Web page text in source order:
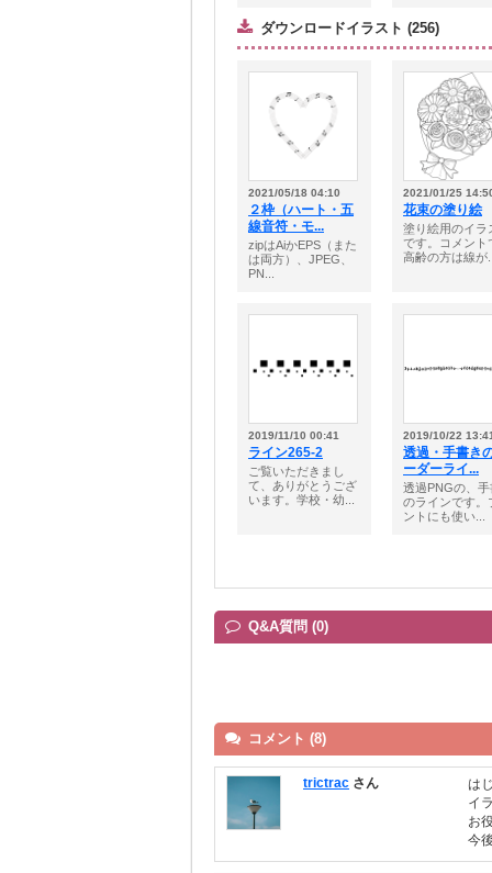
ダウンロードイラスト (256)
2021/05/18 04:10
２枠（ハート・五
線音符・モ...
zipはAiかEPS（また
は両方）、JPEG、
PN...
2021/01/25
花束の塗り絵
塗り絵用のイラ
です。コメント
高齢の方は線が
2019/11/10 00:41
ライン265-2
ご覧いただきまし
て、ありがとうござ
います。学校・幼...
2019/10/22
透過・手書き
ーダーライ...
透過PNGの、手
のラインです。
ントにも使い...
Q&A質問 (0)
コメント (8)
trictrac さん
は
イ
お
今